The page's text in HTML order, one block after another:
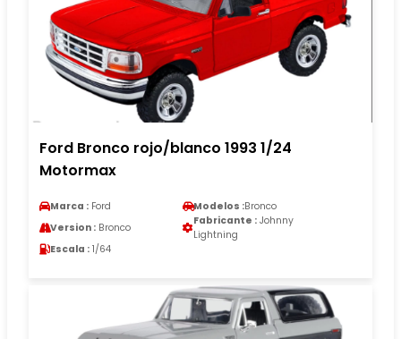
Ford Bronco rojo/blanco 1993 1/24
Motormax
Marca : Ford Modelos :Bronco
Version : Bronco
Fabricante : Johnny
Lightning
Escala : 1/64